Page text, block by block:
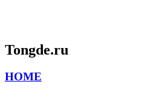
Tongde.ru
HOME